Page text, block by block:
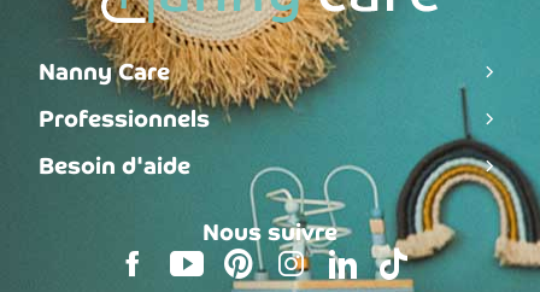
Nanny Care
Professionnels
Besoin d'aide
Nous suivre